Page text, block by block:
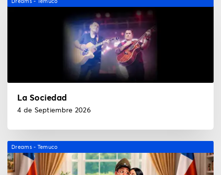
La Sociedad
4 de Septiembre 2026
Dreams - Temuco